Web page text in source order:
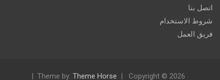
اتصل بنا
شروط الاستخدام
فريق العمل
Copyright © 2026
Theme by: Theme Horse